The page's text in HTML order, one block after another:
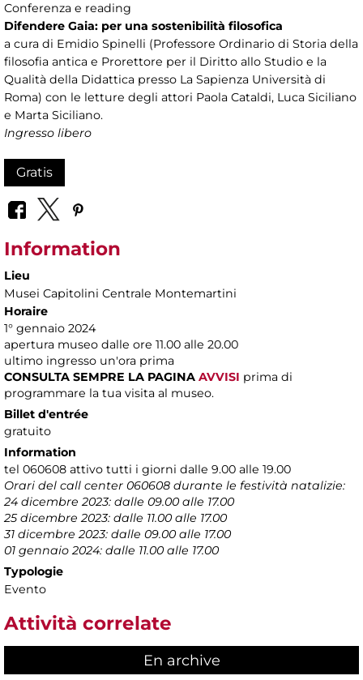
Conferenza e reading
Difendere Gaia: per una sostenibilità filosofica
a cura di Emidio Spinelli (Professore Ordinario di Storia della
filosofia antica e Prorettore per il Diritto allo Studio e la
Qualità della Didattica presso La Sapienza Università di
Roma) con le letture degli attori Paola Cataldi, Luca Siciliano
e Marta Siciliano.
Ingresso libero
Gratis
Information
Lieu
Musei Capitolini Centrale Montemartini
Horaire
1° gennaio 2024
apertura museo dalle ore 11.00 alle 20.00
ultimo ingresso un'ora prima
CONSULTA SEMPRE LA PAGINA AVVISI prima di
programmare la tua visita al museo.
Billet d'entrée
gratuito
Information
tel 060608 attivo tutti i giorni dalle 9.00 alle 19.00
Orari del call center 060608 durante le festività natalizie:
24 dicembre 2023: dalle 09.00 alle 17.00
25 dicembre 2023: dalle 11.00 alle 17.00
31 dicembre 2023: dalle 09.00 alle 17.00
01 gennaio 2024: dalle 11.00 alle 17.00
Typologie
Evento
Attività correlate
En archive